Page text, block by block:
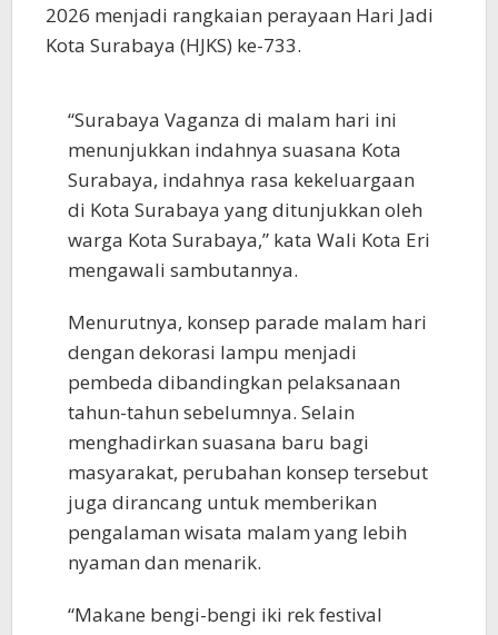
2026 menjadi rangkaian perayaan Hari Jadi
Kota Surabaya (HJKS) ke-733.
“Surabaya Vaganza di malam hari ini
menunjukkan indahnya suasana Kota
Surabaya, indahnya rasa kekeluargaan
di Kota Surabaya yang ditunjukkan oleh
warga Kota Surabaya,” kata Wali Kota Eri
mengawali sambutannya.
Menurutnya, konsep parade malam hari
dengan dekorasi lampu menjadi
pembeda dibandingkan pelaksanaan
tahun-tahun sebelumnya. Selain
menghadirkan suasana baru bagi
masyarakat, perubahan konsep tersebut
juga dirancang untuk memberikan
pengalaman wisata malam yang lebih
nyaman dan menarik.
“Makane bengi-bengi iki rek festival